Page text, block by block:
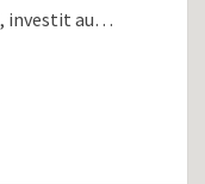
investit au…
LA SUITE